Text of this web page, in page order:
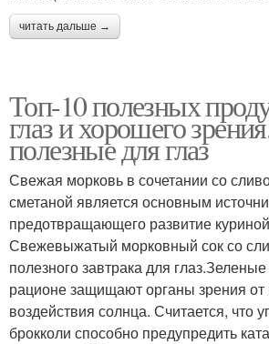
читать дальше →
Топ-10 полезных
глаз и хорошего
полезные для глаз
Свежая морковь в сочетании со
сметаной является основным
предотвращающего развитие
Свежевыжатый морковный сок со
полезного завтрака для
рационе защищают органы зрения от
воздействия солнца. Считается, что
брокколи способно предупредить